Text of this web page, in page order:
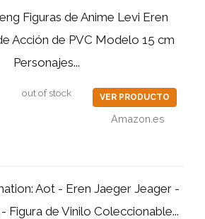
Figuras de Anime Levi Eren
Acción de PVC Modelo 15 cm
Personajes...
out of stock VER PRODUCTO
Amazon.es
Aot - Eren Jaeger Jeager -
Figura de Vinilo Coleccionable...